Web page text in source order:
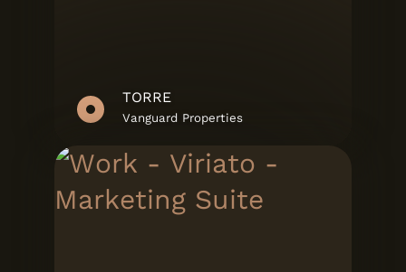
TORRE
Vanguard Properties